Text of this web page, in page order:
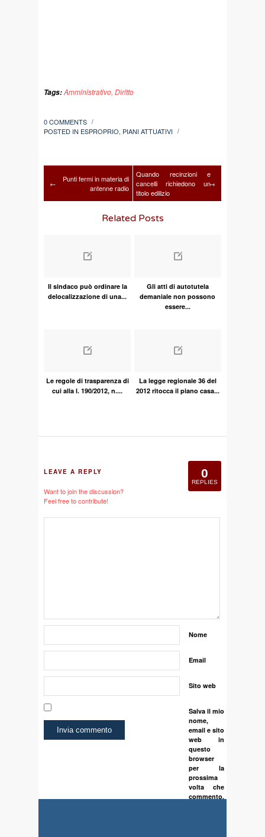
Tags:Amministrativo, Diritto
0 COMMENTS /
POSTED IN ESPROPRIO, PIANI ATTUATIVI /
←
Punti fermi in materia di
antenne radio
Quando recinzioni e
cancelli richiedono un
titolo edilizio
→
Related Posts
Il sindaco può ordinare la
delocalizzazione di una...
Gli atti di autotutela
demaniale non possono
essere...
Le regole di trasparenza di
cui alla l. 190/2012, n....
La legge regionale 36 del
2012 ritocca il piano casa...
0
REPLIES
LEAVE A REPLY
Want to join the discussion?
Feel free to contribute!
Nome
Email
Sito web
Salva il mio
nome,
email e sito
web in
questo
browser
per la
prossima
volta che
commento.